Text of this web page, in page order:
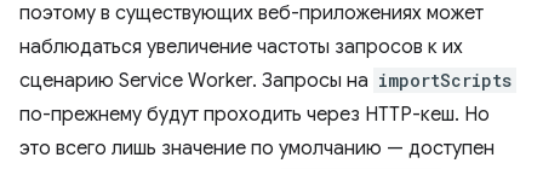
поэтому в существующих веб-приложениях может
наблюдаться увеличение частоты запросов к их
сценарию Service Worker. Запросы на importScripts
по-прежнему будут проходить через HTTP-кеш. Но
это всего лишь значение по умолчанию — доступен